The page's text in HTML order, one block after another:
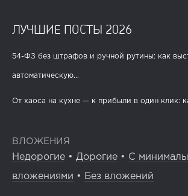
ЛУЧШИЕ ПОСТЫ 2026
54-ФЗ без штрафов и ручной рутины: как
автоматическую...
От хаоса на кухне — к прибыли в один клик:
ВЛОЖЕНИЯ
Недорогие • Дорогие • С
вложениями • Без вложений